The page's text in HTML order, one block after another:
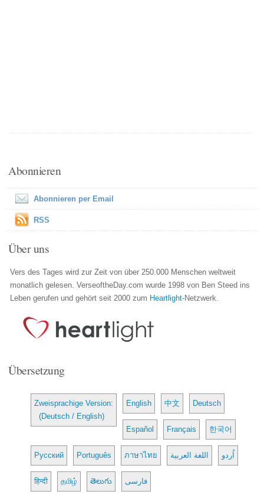
Abonnieren
Abonnieren per Email
RSS
Über uns
Vers des Tages wird zur Zeit von über 250.000 Menschen weltweit
monatlich gelesen. VerseoftheDay.com wurde 1998 von Ben Steed ins
Leben gerufen und gehört seit 2000 zum Heartlight-Netzwerk.
Übersetzung
Zweisprachige Version:
(Deutsch / English)
English 中文 Deutsch
Español Français 한국어
Русский Português ภาษาไทย اللغة العربية اُردو
हिन्दी தமிழ் తెలుగు فارسی